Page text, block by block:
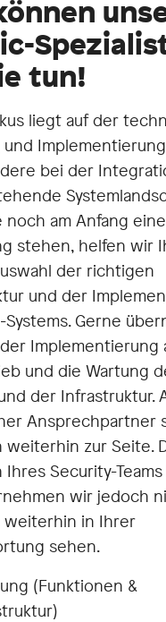
tun!
liegt auf der
und
bei der
noch am Anfang
stehen, helfen wir
der richtigen
und der
Systems. Gerne
Implementierung
und die Wartung
der Infrastruktur.
Ansprechpartner
weiterhin zur Seite.
Ihres Security-
wir jedoch
weiterhin in Ihrer
sehen.
(Funktionen &